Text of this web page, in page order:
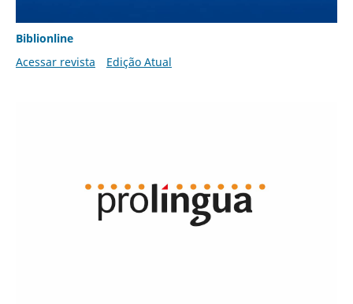
Biblionline
Acessar revista
Edição Atual